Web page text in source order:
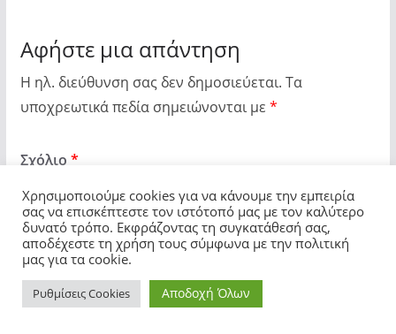
Αφήστε μια απάντηση
Η ηλ. διεύθυνση σας δεν δημοσιεύεται. Τα
υποχρεωτικά πεδία σημειώνονται με *
Σχόλιο *
Χρησιμοποιούμε cookies για να κάνουμε την εμπειρία
σας να επισκέπτεστε τον ιστότοπό μας με τον καλύτερο
δυνατό τρόπο. Εκφράζοντας τη συγκατάθεσή σας,
αποδέχεστε τη χρήση τους σύμφωνα με την πολιτική
μας για τα cookie.
Ρυθμίσεις Cookies Αποδοχή Όλων